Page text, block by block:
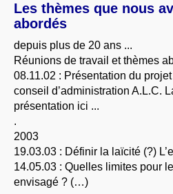
Les thèmes que nous
abordés
depuis plus de 20 ans ...
Réunions de travail et thèmes
08.11.02 : Présentation du
conseil d’administration A.L.C.
présentation ici ...
.
2003
19.03.03 : Définir la laïcité (?)
14.05.03 : Quelles limites pour
envisagé ? (…)